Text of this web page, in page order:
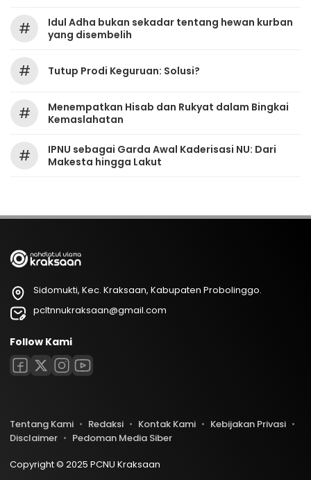
#
Idul Adha bukan sekadar tentang hewan kurban
yang disembelih
# Tutup Prodi Keguruan: Solusi?
#
Menempatkan Hisab dan Rukyat dalam Bingkai
Kemaslahatan
#
IPNU sebagai Garda Awal Kaderisasi NU: Dari
Makesta hingga Lakut
Sidomukti, Kec. Kraksaan, Kabupaten Probolinggo.
pcltnnukraksaan@gmail.com
Follow Kami
Tentang Kami Redaksi Kontak Kami
Kebijakan Privasi
Disclaimer
Pedoman Media Siber
Copyright © 2025 PCNU Kraksaan